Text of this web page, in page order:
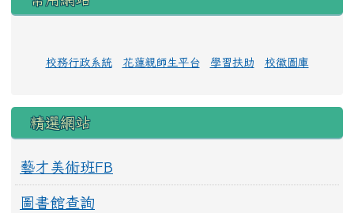
校務行政系統 花蓮親師生平台 學習扶助 校徽圖庫
精選網站
藝才美術班FB
圖書館查詢